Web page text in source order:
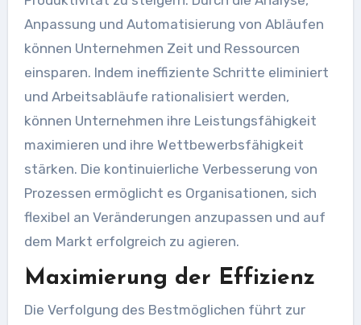
Anpassung und Automatisierung von Abläufen
können Unternehmen Zeit und Ressourcen
einsparen. Indem ineffiziente Schritte eliminiert
und Arbeitsabläufe rationalisiert werden,
können Unternehmen ihre Leistungsfähigkeit
maximieren und ihre Wettbewerbsfähigkeit
stärken. Die kontinuierliche Verbesserung von
Prozessen ermöglicht es Organisationen, sich
flexibel an Veränderungen anzupassen und auf
dem Markt erfolgreich zu agieren.
Maximierung der Effizienz
Die Verfolgung des Bestmöglichen führt zur